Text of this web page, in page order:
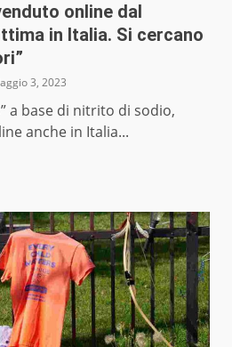
online dal
in Italia. Si cercano
3, 2023
a base di nitrito di sodio,
anche in Italia...